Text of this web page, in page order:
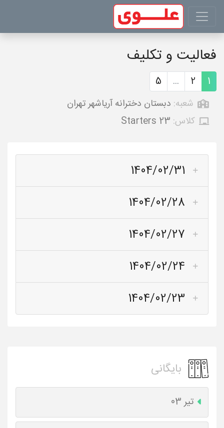
فعالیت و تکلیف
1
2
...
5
شعبه: دبستان دخترانه آریاشهر تهران
کلاس: Starters 23
1404/02/31
1404/02/28
1404/02/27
1404/02/24
1404/02/23
بایگانی
تیر 03